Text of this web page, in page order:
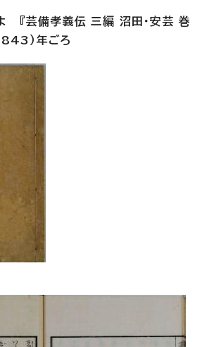
芸備孝義伝 三編 沼田・安芸 巻
）年ごろ